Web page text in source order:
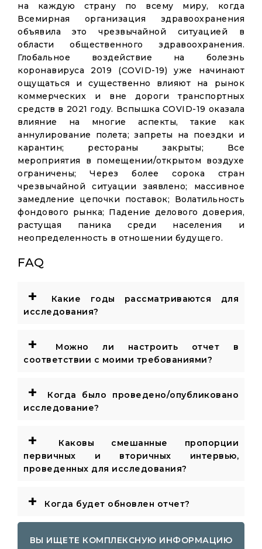
на каждую страну по всему миру, когда
Всемирная организация здравоохранения
объявила это чрезвычайной ситуацией в
области общественного здравоохранения.
Глобальное воздействие на болезнь
коронавируса 2019 (COVID-19) уже начинают
ощущаться и существенно влияют на рынок
коммерческих и вне дороги транспортных
средств в 2021 году. Вспышка COVID-19 оказала
влияние на многие аспекты, такие как
аннулирование полета; запреты на поездки и
карантин; рестораны закрыты; Все
мероприятия в помещении/открытом воздухе
ограничены; Через более сорока стран
чрезвычайной ситуации заявлено; массивное
замедление цепочки поставок; Волатильность
фондового рынка; Падение делового доверия,
растущая паника среди населения и
неопределенность в отношении будущего.
FAQ
+
Какие годы рассматриваются для
исследования?
+
Можно ли настроить отчет в
соответствии с моими требованиями?
+
Когда было проведено/опубликовано
исследование?
+
Каковы смешанные пропорции
первичных и вторичных интервью,
проведенных для исследования?
+ Когда будет обновлен отчет?
ВЫ ИЩЕТЕ КОМПЛЕКСНУЮ ИНФОРМАЦИЮ